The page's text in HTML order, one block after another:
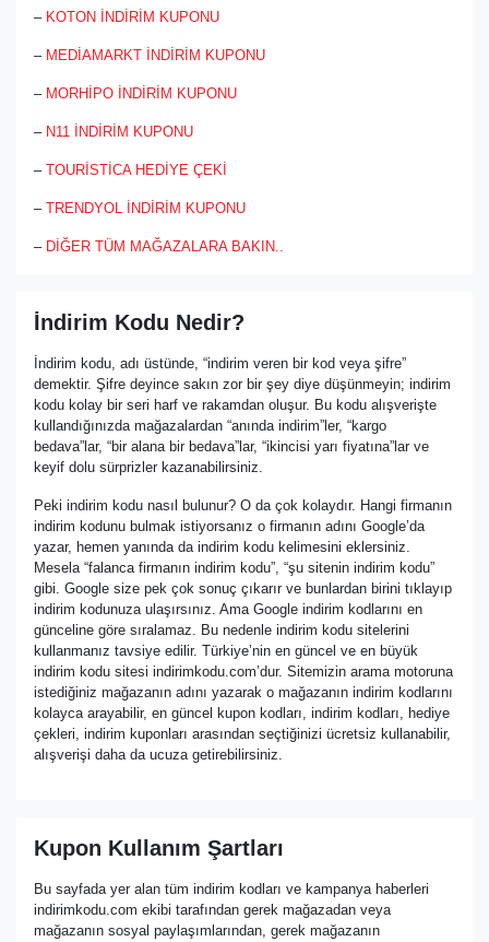
– KOTON İNDİRİM KUPONU
– MEDİAMARKT İNDİRİM KUPONU
– MORHİPO İNDİRİM KUPONU
– N11 İNDİRİM KUPONU
– TOURİSTİCA HEDİYE ÇEKİ
– TRENDYOL İNDİRİM KUPONU
– DİĞER TÜM MAĞAZALARA BAKIN..
İndirim Kodu Nedir?
İndirim kodu, adı üstünde, “indirim veren bir kod veya şifre”
demektir. Şifre deyince sakın zor bir şey diye düşünmeyin; indirim
kodu kolay bir seri harf ve rakamdan oluşur. Bu kodu alışverişte
kullandığınızda mağazalardan “anında indirim”ler, “kargo
bedava”lar, “bir alana bir bedava”lar, “ikincisi yarı fiyatına”lar ve
keyif dolu sürprizler kazanabilirsiniz.
Peki indirim kodu nasıl bulunur? O da çok kolaydır. Hangi firmanın
indirim kodunu bulmak istiyorsanız o firmanın adını Google’da
yazar, hemen yanında da indirim kodu kelimesini eklersiniz.
Mesela “falanca firmanın indirim kodu”, “şu sitenin indirim kodu”
gibi. Google size pek çok sonuç çıkarır ve bunlardan birini tıklayıp
indirim kodunuza ulaşırsınız. Ama Google indirim kodlarını en
günceline göre sıralamaz. Bu nedenle indirim kodu sitelerini
kullanmanız tavsiye edilir. Türkiye’nin en güncel ve en büyük
indirim kodu sitesi indirimkodu.com’dur. Sitemizin arama motoruna
istediğiniz mağazanın adını yazarak o mağazanın indirim kodlarını
kolayca arayabilir, en güncel kupon kodları, indirim kodları, hediye
çekleri, indirim kuponları arasından seçtiğinizi ücretsiz kullanabilir,
alışverişi daha da ucuza getirebilirsiniz.
Kupon Kullanım Şartları
Bu sayfada yer alan tüm indirim kodları ve kampanya haberleri
indirimkodu.com ekibi tarafından gerek mağazadan veya
mağazanın sosyal paylaşımlarından, gerek mağazanın